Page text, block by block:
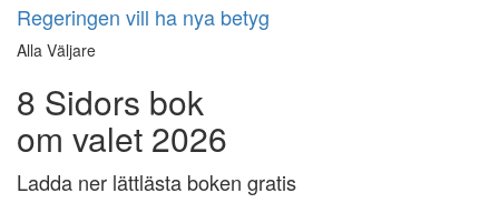
Regeringen vill ha nya betyg
Alla Väljare
8 Sidors bok
om valet 2026
Ladda ner lättlästa boken gratis